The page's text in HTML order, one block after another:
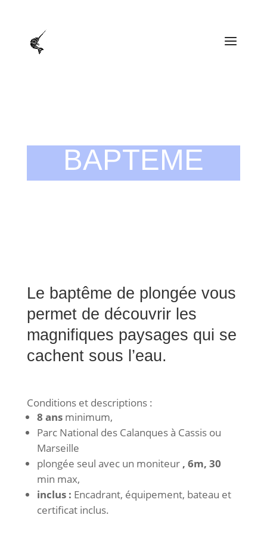
BAPTEME
Le baptême de plongée vous
permet de découvrir les
magnifiques paysages qui se
cachent sous l’eau.
Conditions et descriptions :
8 ansminimum,
Parc National des Calanques à Cassis ou
Marseille
plongée seul avec un moniteur , 6m, 30
min max,
inclus : Encadrant, équipement, bateau et
certificat inclus.